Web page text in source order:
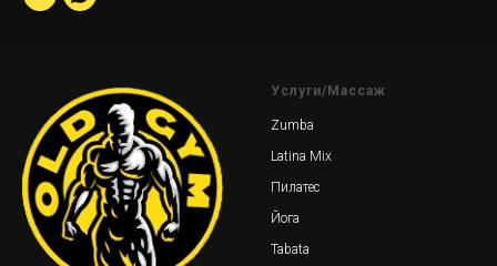
Услуги/Массаж
Zumba
Latina Mix
Пилатес
Йога
Tabata